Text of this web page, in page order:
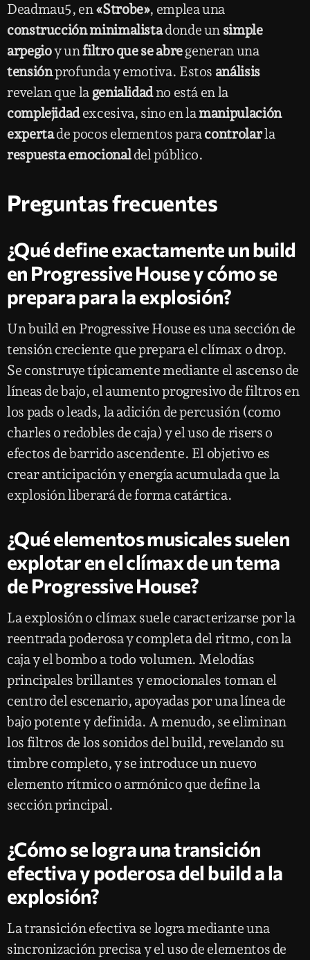
Deadmau5, en«Strobe», emplea una
construcción minimalistadonde un simple
arpegioy unfiltro que se abregeneran una
tensiónprofunda y emotiva. Estos análisis
revelan que la genialidadno está en la
complejidadexcesiva, sino en lamanipulación
expertade pocos elementos paracontrolarla
respuesta emocionaldel público.
Preguntas frecuentes
¿Qué define exactamente un build
en Progressive House y cómo se
prepara para la explosión?
Un build en Progressive House es una sección de
tensión creciente que prepara el clímax o drop.
Se construye típicamente mediante el ascenso de
líneas de bajo, el aumento progresivo de filtros en
los pads o leads, la adición de percusión (como
charles o redobles de caja) y el uso de risers o
efectos de barrido ascendente. El objetivo es
crear anticipación y energía acumulada que la
explosión liberará de forma catártica.
¿Qué elementos musicales suelen
explotar en el clímax de un tema
de Progressive House?
La explosión o clímax suele caracterizarse por la
reentrada poderosa y completa del ritmo, con la
caja y el bombo a todo volumen. Melodías
principales brillantes y emocionales toman el
centro del escenario, apoyadas por una línea de
bajo potente y definida. A menudo, se eliminan
los filtros de los sonidos del build, revelando su
timbre completo, y se introduce un nuevo
elemento rítmico o armónico que define la
sección principal.
¿Cómo se logra una transición
efectiva y poderosa del build a la
explosión?
La transición efectiva se logra mediante una
sincronización precisa y el uso de elementos de